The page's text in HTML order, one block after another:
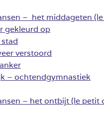
– het middageten
gekleurd op
verstoord
– ochtendgymnastiek
– het ontbijt (le petit